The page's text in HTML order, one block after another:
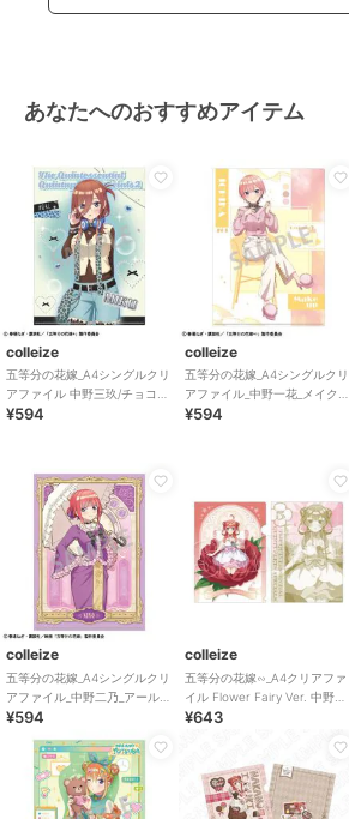
あなたへのおすすめアイテム
colleize
五等分の花嫁_A4シングルクリ
アファイル 中野三玖/チョコミ
ントGAL
¥594
colleize
五等分の花嫁_A4シングルクリ
アファイル_中野一花_メイクア
ップ
¥594
colleize
五等分の花嫁_A4シングルクリ
アファイル_中野二乃_アールヌ
ーヴォー
¥594
colleize
五等分の花嫁∽_A4クリアファ
イル Flower Fairy Ver. 中野五
月
¥643